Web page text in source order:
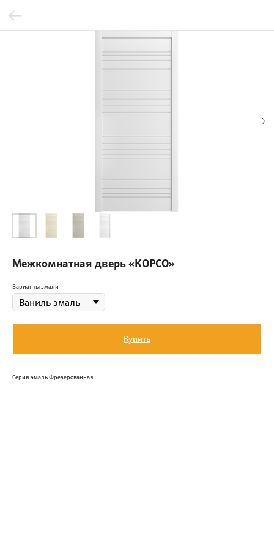
Межкомнатная дверь «КОРСО»
Варианты эмали
Купить
Серия эмаль Фрезерованная